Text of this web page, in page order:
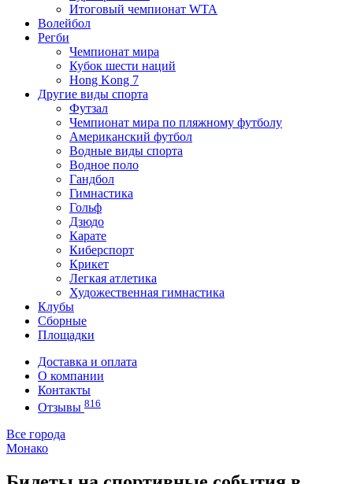
Итоговый чемпионат WTA
Волейбол
Регби
Чемпионат мира
Кубок шести наций
Hong Kong 7
Другие виды спорта
Футзал
Чемпионат мира по пляжному футболу
Американский футбол
Водные виды спорта
Водное поло
Гандбол
Гимнастика
Гольф
Дзюдо
Карате
Киберспорт
Крикет
Легкая атлетика
Художественная гимнастика
Клубы
Сборные
Площадки
Доставка и оплата
О компании
Контакты
Отзывы 816
Все города
Монако